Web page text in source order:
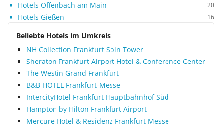
Hotels Offenbach am Main 20
Hotels Gießen 16
Beliebte Hotels im Umkreis
NH Collection Frankfurt Spin Tower
Sheraton Frankfurt Airport Hotel & Conference Center
The Westin Grand Frankfurt
B&B HOTEL Frankfurt-Messe
IntercityHotel Frankfurt Hauptbahnhof Süd
Hampton by Hilton Frankfurt Airport
Mercure Hotel & Residenz Frankfurt Messe